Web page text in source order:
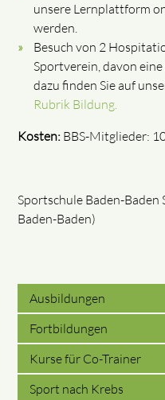
unsere Lernplattform
werden.
Besuch von 2
Sportverein, davon
dazu finden Sie auf
Rubrik Bildung.
Kosten: BBS-Mitglieder:
Sportschule Baden-
Baden-Baden)
Ausbildungen
Fortbildungen
Kurse für Co-Trainer
Sport nach Krebs